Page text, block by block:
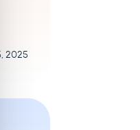
2025